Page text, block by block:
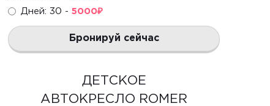
Дней: 30 - 5000₽
Бронируй сейчас
ДЕТСКОЕ
АВТОКРЕСЛО ROMER